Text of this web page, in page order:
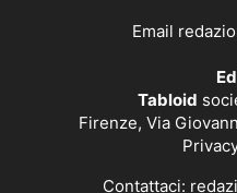
Email
Tabloid
Firenze, Via
Contattaci: